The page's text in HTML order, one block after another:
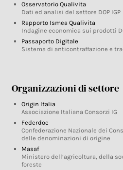
Osservatorio Qualivita
Dati ed analisi del settore DOP IGP
Rapporto Ismea Qualivita
Indagine economica sui prodotti
Passaporto Digitale
Sistema di anticontraffazione e
Organizzazioni di settore
Origin Italia
Associazione Italiana Consorzi IG
Federdoc
Confederazione Nazionale dei
delle denominazioni di origine
Masaf
Ministero dell’agricoltura, della
foreste